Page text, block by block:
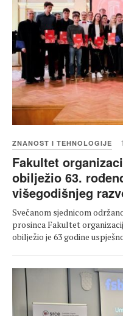
ZNANOST I TEHNOLOGIJE
Fakultet
obilježio 63.
višegodišnjeg
Svečanom sjednicom
prosinca Fakultet
obilježio je 63 godine